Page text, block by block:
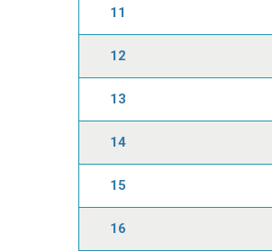
11
12
13
14
15
16